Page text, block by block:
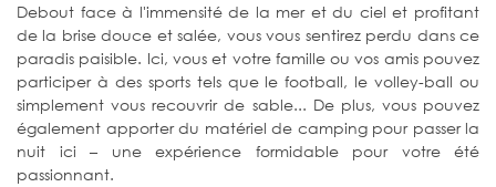
Debout face à l'immensité de la mer et du ciel et profitant
de la brise douce et salée, vous vous sentirez perdu dans ce
paradis paisible. Ici, vous et votre famille ou vos amis pouvez
participer à des sports tels que le football, le volley-ball ou
simplement vous recouvrir de sable... De plus, vous pouvez
également apporter du matériel de camping pour passer la
nuit ici – une expérience formidable pour votre été
passionnant.